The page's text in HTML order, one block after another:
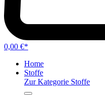
0,00 €*
Home
Stoffe
Zur Kategorie Stoffe